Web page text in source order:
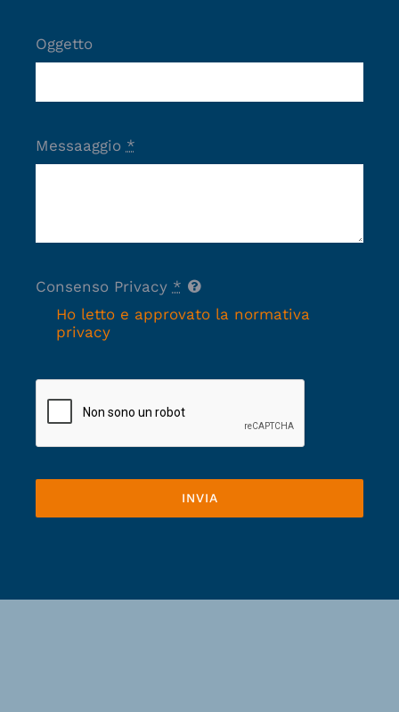
Oggetto
Messaaggio *
Consenso Privacy *
Ho letto e approvato la normativa
privacy
INVIA